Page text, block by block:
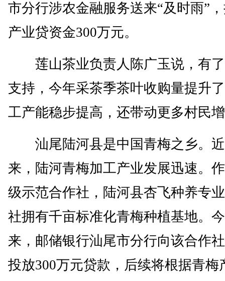
市分行涉农金融服务送来“及时雨”
产业贷资金300万元。
莲山茶业负责人陈广玉说，有
支持，今年采茶季茶叶收购量提升
工产能稳步提高，还带动更多村民
汕尾陆河县是中国青梅之乡。
来，陆河青梅加工产业发展迅速。
级示范合作社，陆河县杏飞种养专
社拥有千亩标准化青梅种植基地。
来，邮储银行汕尾市分行向该合作
投放300万元贷款，后续将根据青梅